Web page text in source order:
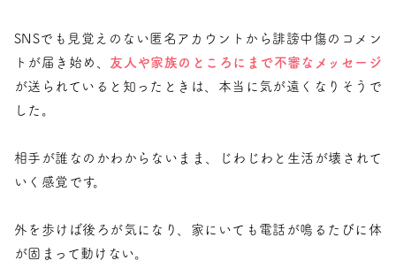
SNSでも見覚えのない匿名アカウントから誹謗中傷のコメン
トが届き始め、 友人や家族のところにまで不審なメッセージ
が送られていると知ったときは、本当に気が遠くなりそうで
した。
相手が誰なのかわからないまま、じわじわと生活が壊されて
いく感覚です。
外を歩けば後ろが気になり、家にいても電話が鳴るたびに体
が固まって動けない。